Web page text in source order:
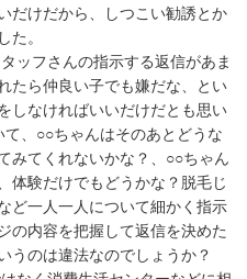
だけだから、しつこい勧誘とか
た。
たら仲良い子でも嫌だな、とい
しなければいいだけだとも思い
、○○ちゃんはそのあとどうな
みてくれないかな？、○○ちゃん
体験だけでもどうかな？脱毛じ
ど一人一人について細かく指示
の内容を把握して返信を決めた
うのは違法なのでしょうか？